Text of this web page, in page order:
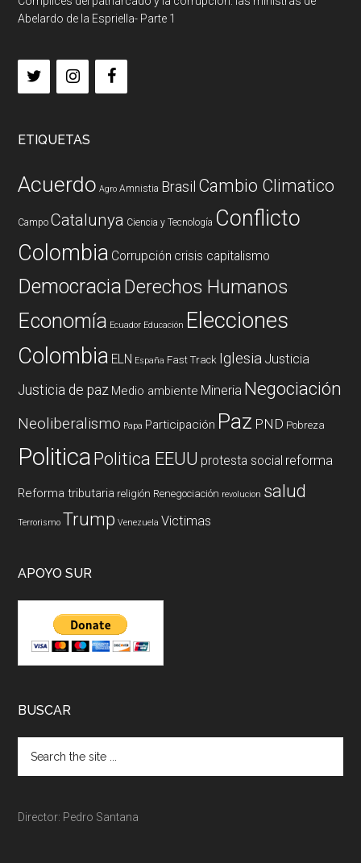
Abelardo de la Espriella- Parte 1
ETIQUETAS
Acuerdo Agro Amnistia Brasil Cambio Climatico
Campo Catalunya Ciencia y Tecnología Conflicto
Colombia Corrupción crisis capitalismo
DemocraciaDerechos Humanos
Economía Ecuador Educación Elecciones
Colombia ELN España Fast Track Iglesia Justicia
Justicia de paz Medio ambiente Mineria Negociación
Neoliberalismo Papa Participación Paz PND Pobreza
PoliticaPolitica EEUU protesta social reforma
Reforma tributaria religión Renegociación revolucion salud
Terrorismo Trump Venezuela Victimas
APOYO SUR
BUSCAR
Director: Pedro Santana